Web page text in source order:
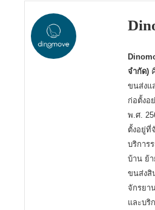
จำกัด)
ขนส่งแ
ก่อตั้งอ
พ.ศ.
ตั้งอยู่ที่
บริการ
บ้าน ย้
ขนส่งสิ
จักรยา
และบริ